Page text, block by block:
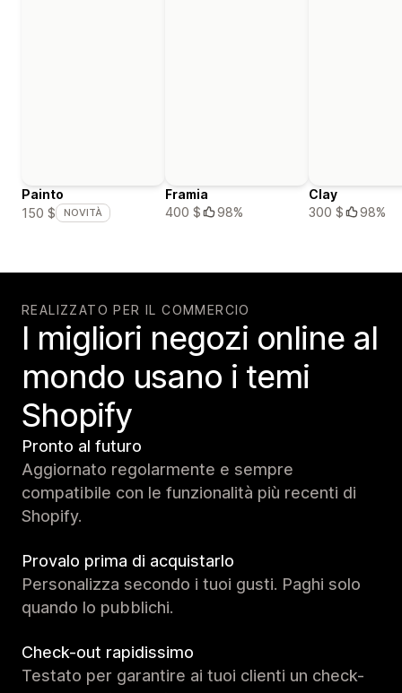
Painto
150 $
NOVITÀ
Framia
400 $
98%
Clay
300 $
98%
REALIZZATO PER IL COMMERCIO
I migliori negozi online al
mondo usano i temi
Shopify
Pronto al futuro
Aggiornato regolarmente e sempre
compatibile con le funzionalità più recenti di
Shopify.
Provalo prima di acquistarlo
Personalizza secondo i tuoi gusti. Paghi solo
quando lo pubblichi.
Check-out rapidissimo
Testato per garantire ai tuoi clienti un check-